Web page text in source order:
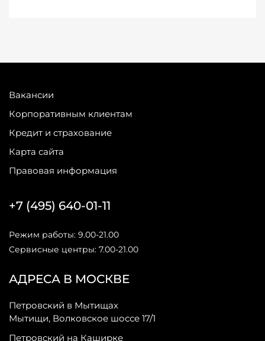
Вакансии
Корпоративным клиентам
Кредит и страхование
Карта сайта
Правовая информация
АДРЕСА В МОСКВЕ
Петровский в Мытищах
Мытищи, Волковское шоссе 17/1
Петровский на Каширке
+7 (495) 640-01-11
Режим работы: 9.00-21.00
Сервисные центры: 7.00-21.00